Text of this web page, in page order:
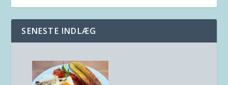
SENESTE INDLÆG